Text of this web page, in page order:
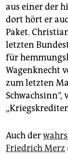
aus einer der
dort hört er
Paket.
letzten
für
Wagenknecht
zum letzten
Auch der
Friedrich Merz